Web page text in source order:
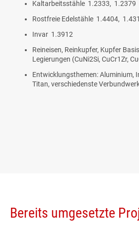
Kaltarbeitsstähle 1.2333, 1.2379
Rostfreie Edelstähle 1.4404,
Invar 1.3912
Reineisen, Reinkupfer, Kupfer Basis
Legierungen (CuNi2Si, CuCr1Zr,
Entwicklungsthemen: Aluminium,
Titan, verschiedenste
Bereits umgesetzte